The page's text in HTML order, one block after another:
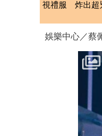
視禮服 炸出超
娛樂中心／蔡